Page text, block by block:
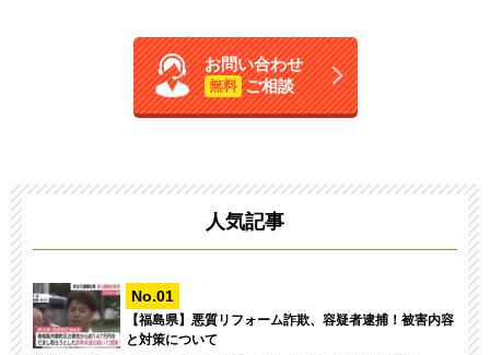
お問い合わせ
無料 ご相談
人気記事
【福島県】悪質リフォーム詐欺、容疑者逮捕！被害内容
と対策について